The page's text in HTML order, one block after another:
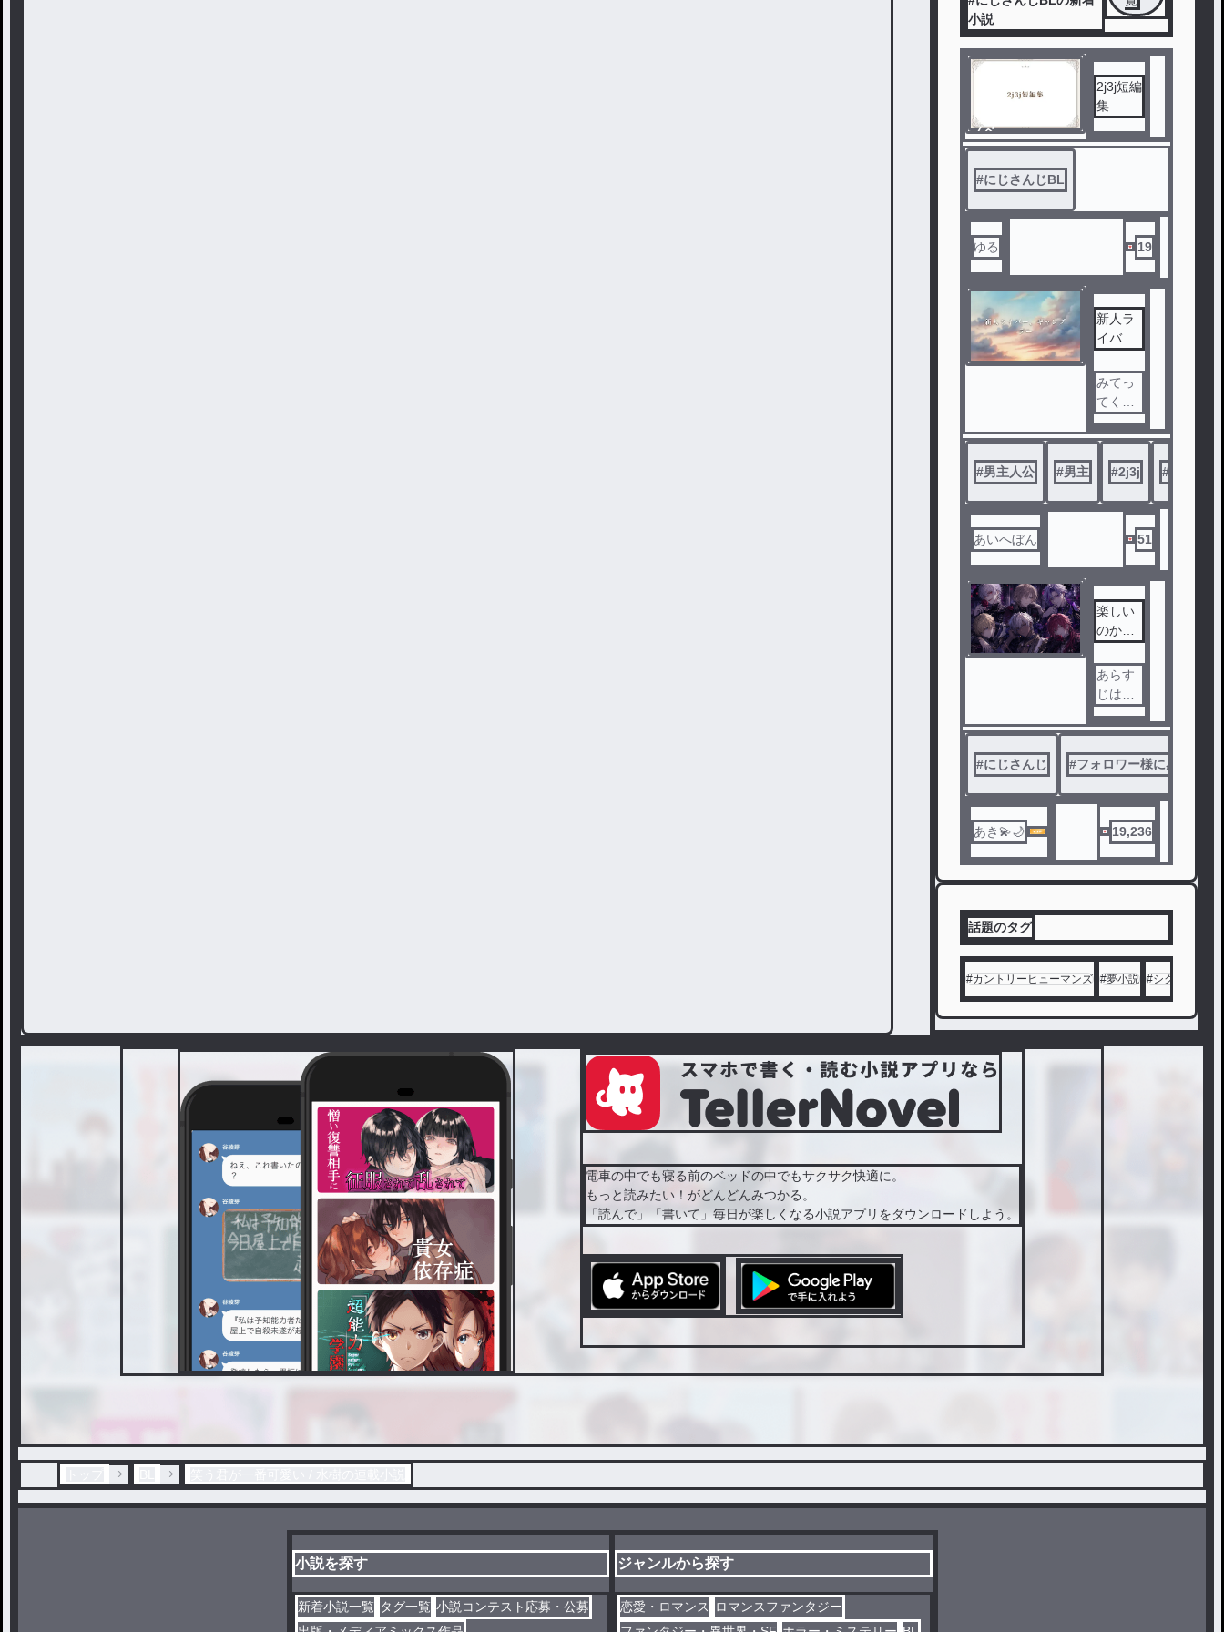
小説
ノベ
ル
2j3j短編
集
#にじさんじBL
ゆる 19
新人ラ
イバー
ンブラ
ー
みてっ
てくだ
さい‼️
#男主人公 #男主 #2j3j #
あいへぼん 51
楽しい
のかも
世界
あらす
じは特
にあり
ません
！
とりあ
んでみ
て楽し
んでく
ださい
。
#にじさんじ #フォロワー様に感謝
あき💫🌙 19,236
話題のタグ
#カントリーヒューマンズ #夢小説 #シクフォニ
電車の中でも寝る前のベッドの中でもサクサク快適に。
もっと読みたい！がどんどんみつかる。
「読んで」「書いて」毎日が楽しくなる小説アプリをダウンロードしよう。
小説を探す
新着小説一覧 タグ一覧 小説コンテスト応募・公募
ジャンルから探す
恋愛・ロマンス
ロマンスファンタジー